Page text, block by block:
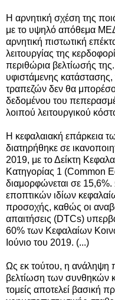
Η αρνητική σχέση της
με το υψηλό απόθεμα
αρνητική πιστωτική
λειτουργίας της
περιθώρια βελτίωσής
υφιστάμενης
τραπεζών δεν θα
δεδομένου του
λοιπού λειτουργικού
Η κεφαλαιακή επάρκεια
διατηρήθηκε σε
2019, με το Δείκτη
Κατηγορίας 1 (Common
διαμορφώνεται σε
εποπτικών ιδίων
προσοχής, καθώς οι
απαιτήσεις (DTCs)
60% των Κεφαλαίων
Ιούνιο του 2019. (...)
Ως εκ τούτου, η ανάληψη
βελτίωση των συνθηκών
τομείς αποτελεί βασική